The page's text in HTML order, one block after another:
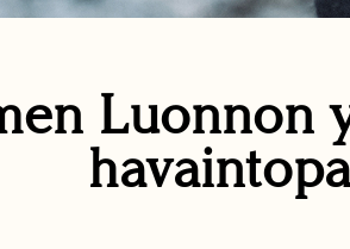
Luonnon